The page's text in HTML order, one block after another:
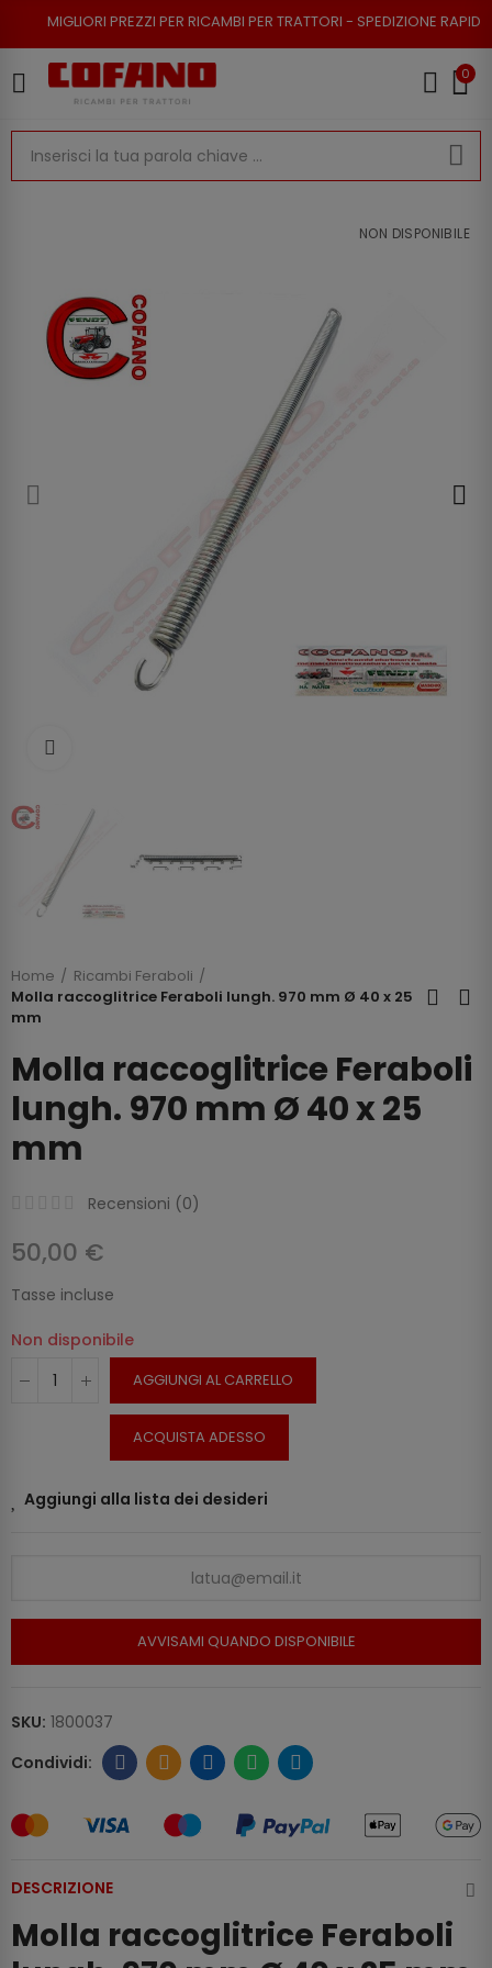
PREZZI PER RICAMBI PER TRATTORI - SPEDIZIONE RAPIDA - RESO
0
NON DISPONIBILE
Home
Ricambi Feraboli
Molla raccoglitrice Feraboli lungh. 970 mm Ø 40 x 25
mm
Molla raccoglitrice Feraboli
lungh. 970 mm Ø 40 x 25
mm
Recensioni (0)
50,00 €
Tasse incluse
Non disponibile
AGGIUNGI AL CARRELLO
ACQUISTA ADESSO
Aggiungi alla lista dei desideri
AVVISAMI QUANDO DISPONIBILE
SKU: 1800037
DESCRIZIONE
Molla raccoglitrice Feraboli